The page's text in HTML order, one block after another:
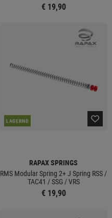
€ 19,90
LAGERND
RAPAX SPRINGS
RMS Modular Spring 2+ J Spring RSS /
TAC41 / SSG / VRS
€ 19,90